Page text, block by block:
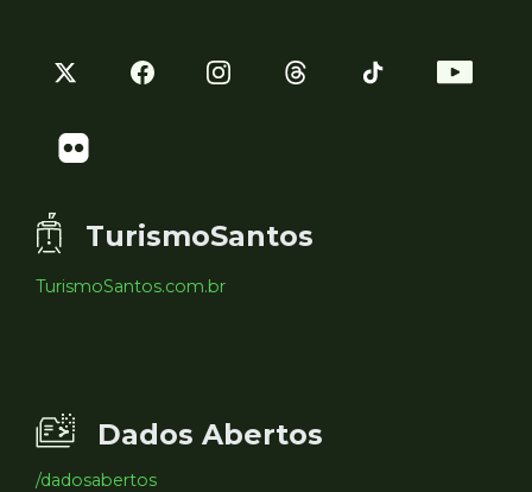
TurismoSantos
TurismoSantos.com.br
Dados Abertos
/dadosabertos